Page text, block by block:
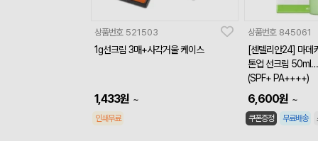
상품번호 521503
1g선크림 3매+사각거울 케이스
1,433원 ~
인쇄무료
상품번호 845061
[센텔리안24] 마데
톤업 선크림 50ml
(SPF+ PA++++)
6,600원 ~
쿠폰증정 무료배송